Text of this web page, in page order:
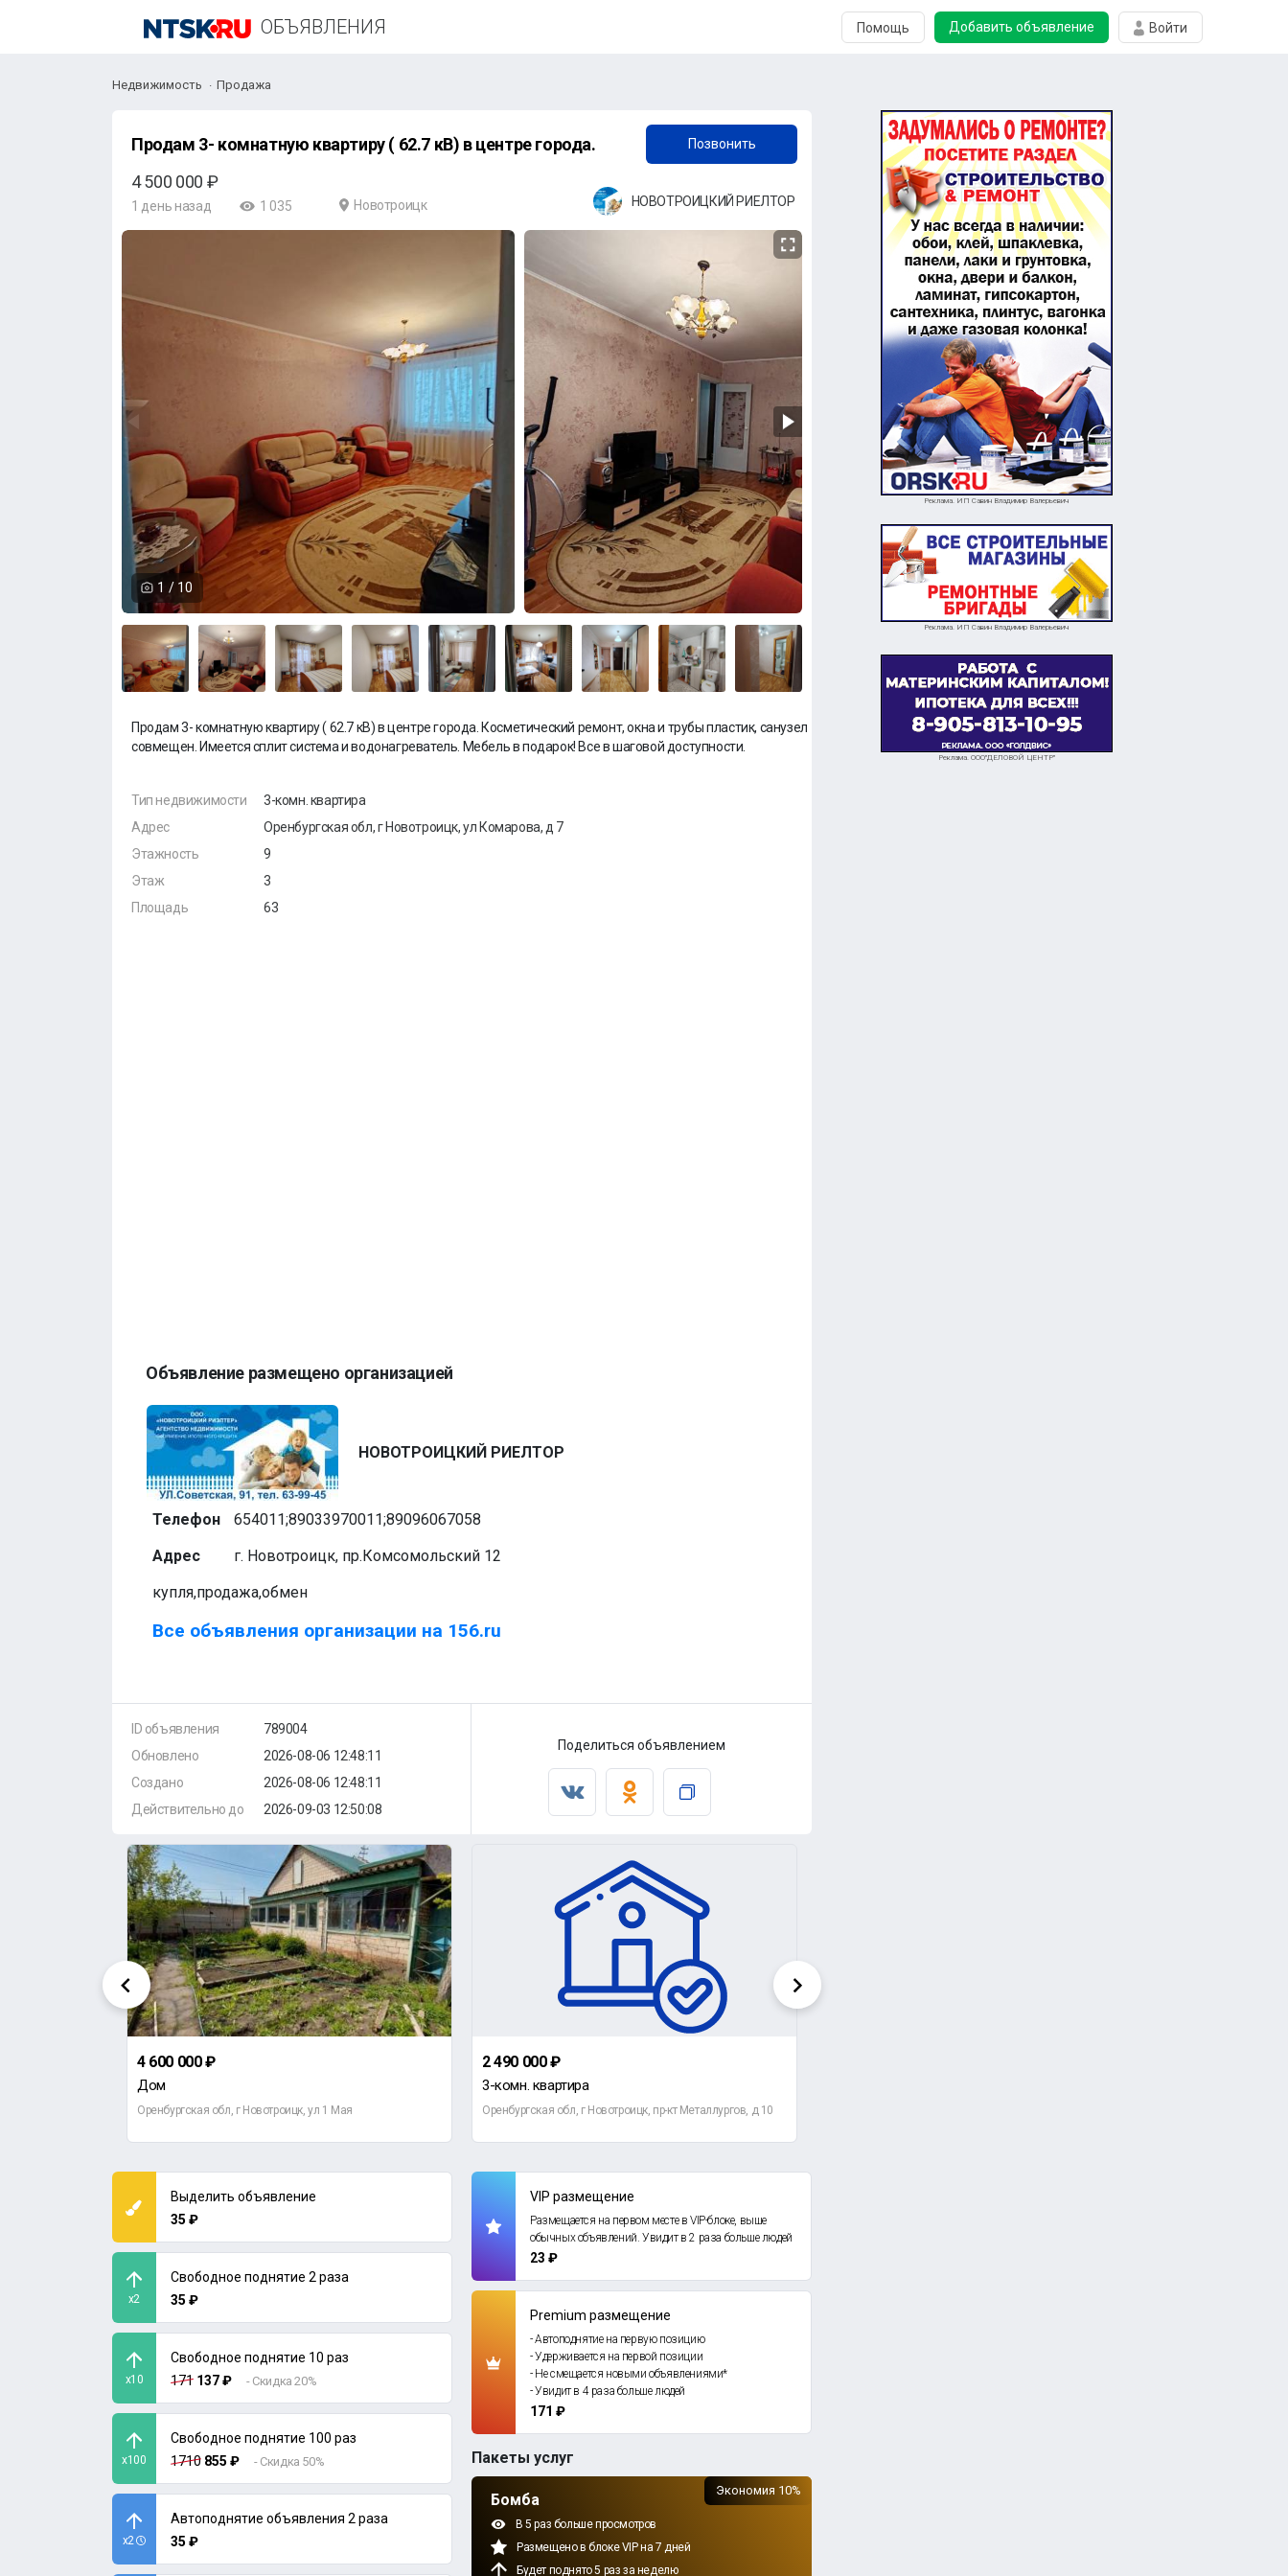
ОБЪЯВЛЕНИЯ Помощь Добавить объявление Войти
+7 (903) 397-00-11
Недвижимость Продажа
1 / 10
Продам 3- комнатную квартиру ( 62.7 кВ) в центре города. Позвонить
4 500 000 ₽
1 день назад 1 035 Новотроицк НОВОТРОИЦКИЙ РИЕЛТОР
Продам 3- комнатную квартиру ( 62.7 кВ) в центре города. Косметический ремонт, окна и трубы пластик, санузел
совмещен. Имеется сплит система и водонагреватель. Мебель в подарок! Все в шаговой доступности.
Тип недвижимости
Адрес
Этажность
Этаж
Площадь
3-комн. квартира
Оренбургская обл, г Новотроицк, ул Комарова, д 7
9
3
63
Объявление размещено организацией
НОВОТРОИЦКИЙ РИЕЛТОР
Телефон
654011;89033970011;89096067058
Адрес
г. Новотроицк, пр.Комсомольский 12
купля,продажа,обмен
Все объявления организации на 156.ru
ID объявления
Обновлено
Создано
Действительно до
789004
2026-08-06 12:48:11
2026-08-06 12:48:11
2026-09-03 12:50:08
Поделиться объявлением
4 600 000 ₽
Дом
Оренбургская обл, г Новотроицк, ул 1 Мая
2 490 000 ₽
3-комн. квартира
Оренбургская обл, г Новотроицк, пр-кт Металлургов, д 10
Выделить объявление
35 ₽
x2
Свободное поднятие 2 раза
35 ₽
x10
Свободное поднятие 10 раз
171 137 ₽ - Скидка 20%
x100
Свободное поднятие 100 раз
1710 855 ₽ - Скидка 50%
x2
Автоподнятие объявления 2 раза
35 ₽
VIP размещение
Размещается на первом месте в VIP-блоке, выше
обычных объявлений. Увидит в 2 раза больше людей
23 ₽
Premium размещение
- Автоподнятие на первую позицию
- Удерживается на первой позиции
- Не смещается новыми объявлениями*
- Увидит в 4 раза больше людей
171 ₽
Пакеты услуг
Бомба
В 5 раз больше просмотров
Размещено в блоке VIP на 7 дней
Будет поднято 5 раз за неделю
Экономия 10%
Реклама. ИП Савин Владимир Валерьевич
Реклама. ИП Савин Владимир Валерьевич
Реклама. ООО"ДЕЛОВОЙ ЦЕНТР"